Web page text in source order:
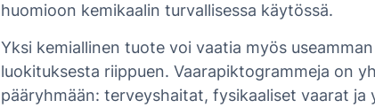
huomioon kemikaalin turvallisessa käytössä.
Yksi kemiallinen tuote voi vaatia myös
luokituksesta riippuen. Vaarapiktogrammeja on
pääryhmään: terveyshaitat, fysikaaliset vaarat ja